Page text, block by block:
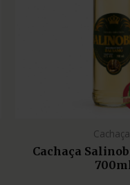
Cachaça